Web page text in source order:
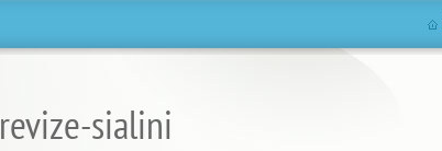
revize-sialini